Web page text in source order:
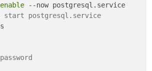
enable
start postgresql.service